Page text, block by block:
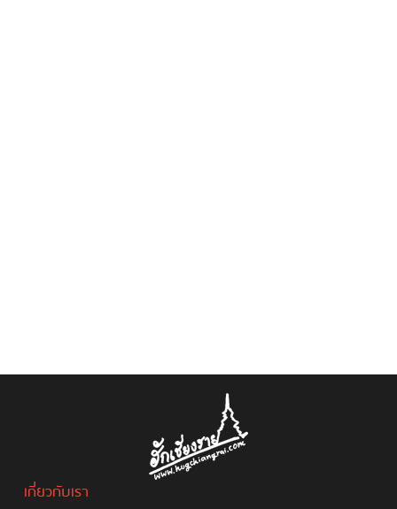
เกี่ยวกับเรา